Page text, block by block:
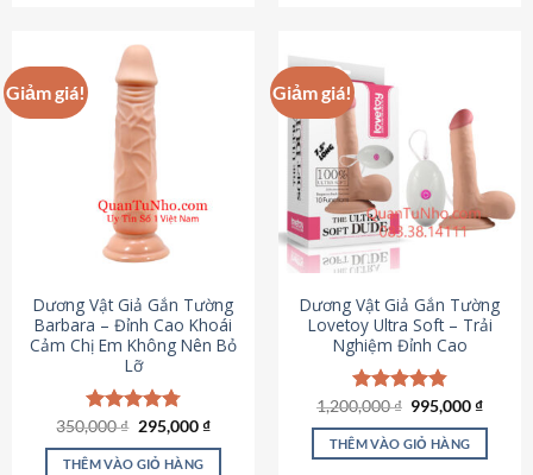
Giảm giá!
Dương Vật Giả Gắn Tường
Barbara – Đỉnh Cao Khoái
Cảm Chị Em Không Nên Bỏ
Lỡ
Được xếp
hạng4.79
5 sao
350,000₫ Giá
là:
295,000₫Giá
tại
THÊM VÀO GIỎ HÀNG
Giảm giá!
Dương Vật Giả Gắn Tường
Lovetoy Ultra Soft – Trải
Nghiệm Đỉnh Cao
Được xếp
hạng4.82
5 sao
1,200,000₫ Giá
là:
1,200,000 ₫.
995,000₫Giá
tại
THÊM VÀO GIỎ HÀNG